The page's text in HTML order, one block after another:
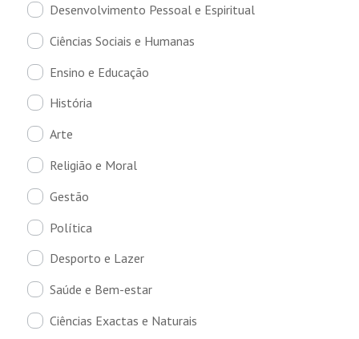
Desenvolvimento Pessoal e Espiritual
Ciências Sociais e Humanas
Ensino e Educação
História
Arte
Religião e Moral
Gestão
Política
Desporto e Lazer
Saúde e Bem-estar
Ciências Exactas e Naturais